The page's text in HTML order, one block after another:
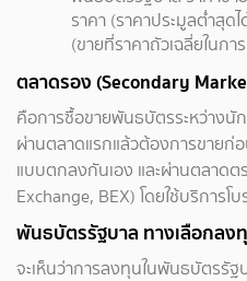
ราคา (ราคาประมูลต่ำสุด
(ขายที่ราคาถัวเฉลี่ยในก
ตลาดรอง (Secondary
คือการซื้อขายพันธบัตรระหว่าง
ผ่านตลาดแรกแล้วต้องการขาย
แบบตกลงกันเอง และผ่านตลาด
Exchange, BEX) โดยใช้บริการโ
พันธบัตรรัฐบาล ทางเลือกล
จะเห็นว่าการลงทุนในพันธบัตรรั